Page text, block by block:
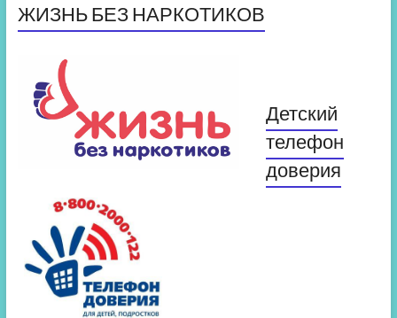
ЖИЗНЬ БЕЗ НАРКОТИКОВ
Детский
телефон
доверия